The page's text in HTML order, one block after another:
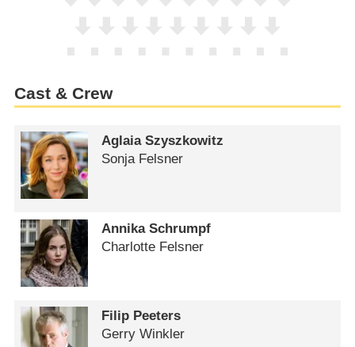
Cast & Crew
Aglaia Szyszkowitz
Sonja Felsner
Annika Schrumpf
Charlotte Felsner
Filip Peeters
Gerry Winkler